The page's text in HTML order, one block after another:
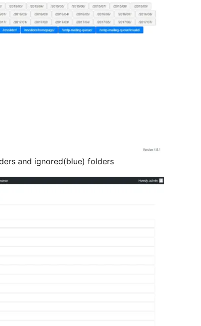
and ignored(blue) folders